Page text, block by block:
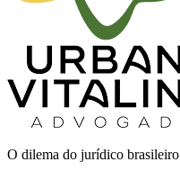
O dilema do jurídico brasileiro